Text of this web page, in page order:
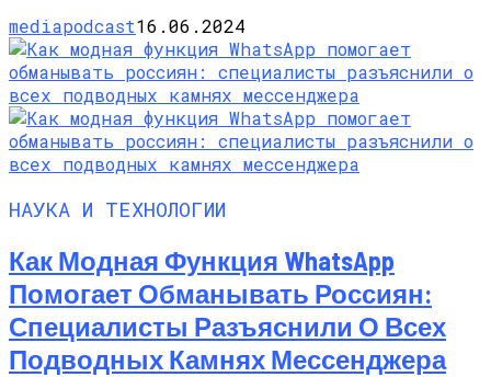
mediapodcast16.06.2024
НАУКА И ТЕХНОЛОГИИ
Как Модная Функция WhatsApp
Помогает Обманывать Россиян:
Специалисты Разъяснили О Всех
Подводных Камнях Мессенджера